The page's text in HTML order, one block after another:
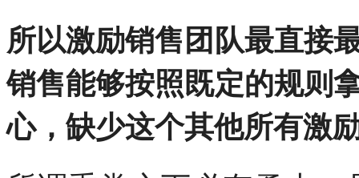
所以激励销售团队最直接
销售能够按照既定的规则
心，缺少这个其他所有激